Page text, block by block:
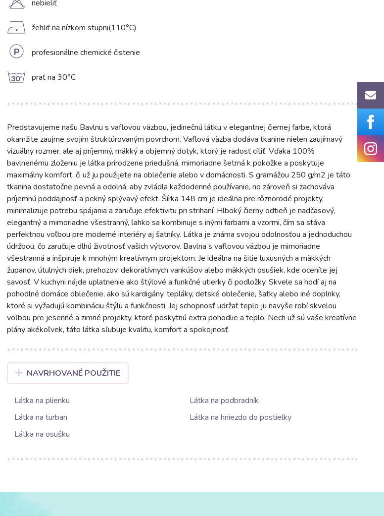
H nebieliť
D žehliť na nízkom stupni(110°C)
L profesionálne chemické čistenie
g prať na 30°C
Predstavujeme našu Bavlnu s vaflovou väzbou, jedinečnú látku v elegantnej čiernej farbe, ktorá
okamžite zaujme svojím štruktúrovaným povrchom. Vaflová väzba dodáva tkanine nielen zaujímavý
vizuálny rozmer, ale aj príjemný, mäkký a objemný dotyk, ktorý je radosť cítiť. Vďaka 100%
bavlnenému zloženiu je látka prirodzene priedušná, mimoriadne šetrná k pokožke a poskytuje
maximálny komfort, či už ju použijete na oblečenie alebo v domácnosti. S gramážou 250 g/m2 je táto
tkanina dostatočne pevná a odolná, aby zvládla každodenné používanie, no zároveň si zachováva
príjemnú poddajnosť a pekný splývavý efekt. Šírka 148 cm je ideálna pre rôznorodé projekty,
minimalizuje potrebu spájania a zaručuje efektivitu pri strihaní. Hlboký čierny odtieň je nadčasový,
elegantný a mimoriadne všestranný, ľahko sa kombinuje s inými farbami a vzormi, čím sa stáva
perfektnou voľbou pre moderné interiéry aj šatníky. Látka je známa svojou odolnosťou a jednoduchou
údržbou, čo zaručuje dlhú životnosť vašich výtvorov. Bavlna s vaflovou väzbou je mimoriadne
všestranná a inšpiruje k mnohým kreatívnym projektom. Je ideálna na šitie luxusných a mäkkých
županov, útulných diek, prehozov, dekoratívnych vankúšov alebo mäkkých osušiek, kde oceníte jej
savosť. V kuchyni nájde uplatnenie ako štýlové a funkčné utierky či podložky. Skvele sa hodí aj na
pohodlné domáce oblečenie, ako sú kardigány, tepláky, detské oblečenie, šatky alebo iné doplnky,
ktoré si vyžadujú kombináciu štýlu a funkčnosti. Jej schopnosť udržať teplo ju navyše robí skvelou
voľbou pre jesenné a zimné projekty, ktoré poskytnú extra pohodlie a teplo. Nech už sú vaše kreatívne
plány akékoľvek, táto látka sľubuje kvalitu, komfort a spokojnosť.
NAVRHOVANÉ POUŽITIE
Látka na plienku
Látka na podbradník
Látka na turban
Látka na hniezdo do postielky
Látka na osušku